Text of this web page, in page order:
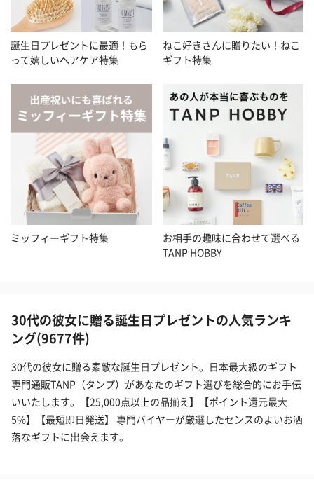
誕生日プレゼントに最適！もら
って嬉しいヘアケア特集
ねこ好きさんに贈りたい！ねこ
ギフト特集
ミッフィーギフト特集
お相手の趣味に合わせて選べる
TANP HOBBY
30代の彼女に贈る誕生日プレゼントの人気ランキ
ング(9677件)
30代の彼女に贈る素敵な誕生日プレゼント。日本最大級のギフト
専門通販TANP（タンプ）があなたのギフト選びを総合的にお手伝
いいたします。【25,000点以上の品揃え】【ポイント還元最大
5%】【最短即日発送】 専門バイヤーが厳選したセンスのよいお洒
落なギフトに出会えます。